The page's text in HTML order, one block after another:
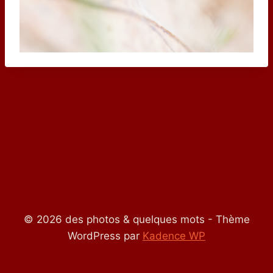
© 2026 des photos & quelques mots - Thème
WordPress par Kadence WP